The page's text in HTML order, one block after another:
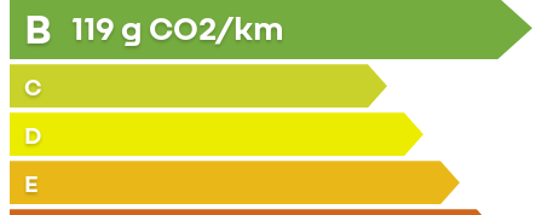
B 119 g CO2/km
C
D
E